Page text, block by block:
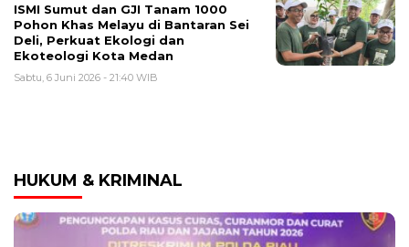
ISMI Sumut dan GJI Tanam 1000
Pohon Khas Melayu di Bantaran Sei
Deli, Perkuat Ekologi dan
Ekoteologi Kota Medan
Sabtu, 6 Juni 2026 - 21:40 WIB
HUKUM & KRIMINAL